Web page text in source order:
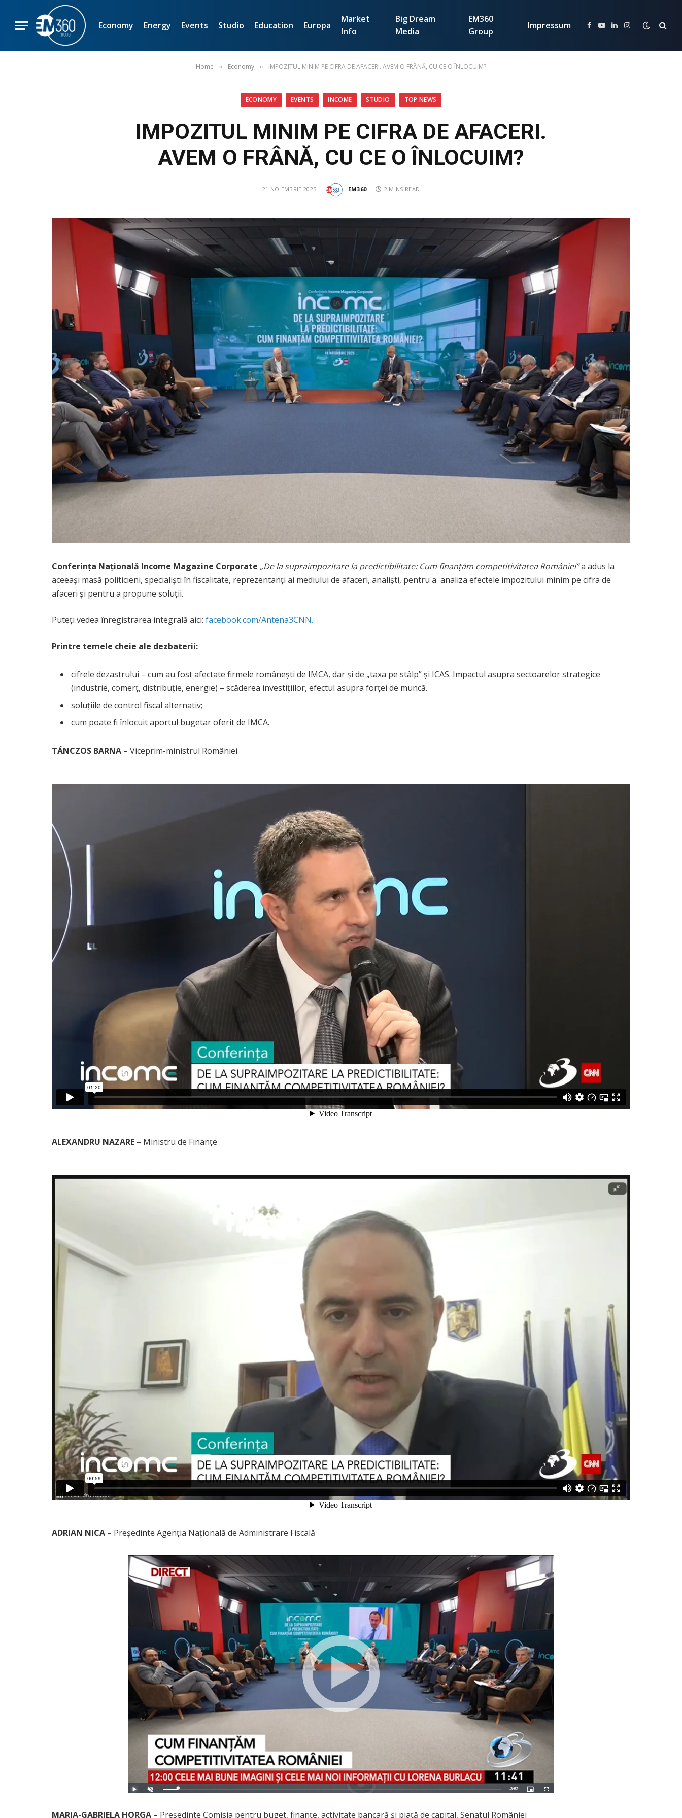
Economy Energy Events Studio Education Europa
Market
Info
Big Dream
Media
EM360
Group
Impressum Facebook
YouTube
LinkedInInstagram
Home » Economy » IMPOZITUL MINIM PE CIFRA DE AFACERI. AVEM O FRÂNĂ, CU CE O ÎNLOCUIM?
ECONOMY EVENTS INCOME STUDIO TOP NEWS
IMPOZITUL MINIM PE CIFRA DE AFACERI.
AVEM O FRÂNĂ, CU CE O ÎNLOCUIM?
21 NOIEMBRIE 2025 EM360 2 MINS READ
Conferința Națională Income Magazine Corporate „De la supraimpozitare la predictibilitate: Cum finanțăm competitivitatea României”a adus la
aceeași masă politicieni, specialiști în fiscalitate, reprezentanți ai mediului de afaceri, analiști, pentru a analiza efectele impozitului minim pe cifra de
afaceri și pentru a propune soluții.
Puteți vedea înregistrarea integrală aici: facebook.com/Antena3CNN.
Printre temele cheie ale dezbaterii:
cifrele dezastrului – cum au fost afectate firmele românești de IMCA, dar și de „taxa pe stâlp” și ICAS. Impactul asupra sectoarelor strategice
(industrie, comerț, distribuție, energie) – scăderea investițiilor, efectul asupra forței de muncă.
soluțiile de control fiscal alternativ;
cum poate fi înlocuit aportul bugetar oferit de IMCA.
TÁNCZOS BARNA – Viceprim-ministrul României
ALEXANDRU NAZARE – Ministru de Finanțe
ADRIAN NICA – Președinte Agenția Națională de Administrare Fiscală
MARIA-GABRIELA HORGA – Președinte Comisia pentru buget, finanțe, activitate bancară și piață de capital, Senatul României